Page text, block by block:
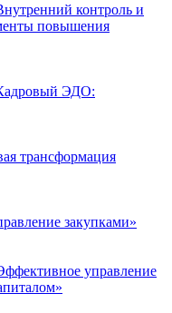
контроль и
повышения
ЭДО:
трансформация
закупками»
управление